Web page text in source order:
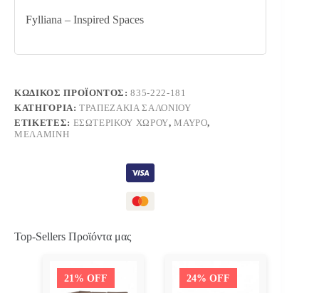
Fylliana – Inspired Spaces
ΚΩΔΙΚΌΣ ΠΡΟΪΌΝΤΟΣ:835-222-181
ΚΑΤΗΓΟΡΊΑ:ΤΡΑΠΕΖΆΚΙΑ ΣΑΛΟΝΙΟΎ
ΕΤΙΚΈΤΕΣ: ΕΣΩΤΕΡΙΚΟΎ ΧΏΡΟΥ,ΜΑΎΡΟ,
ΜΕΛΑΜΊΝΗ
Top-Sellers Προϊόντα μας
21% OFF 24% OFF